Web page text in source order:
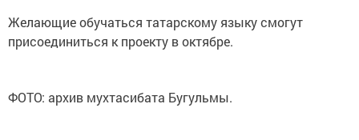
‎Желающие обучаться татарскому языку смогут
присоединиться к проекту в октябре.
ФОТО: архив мухтасибата Бугульмы.